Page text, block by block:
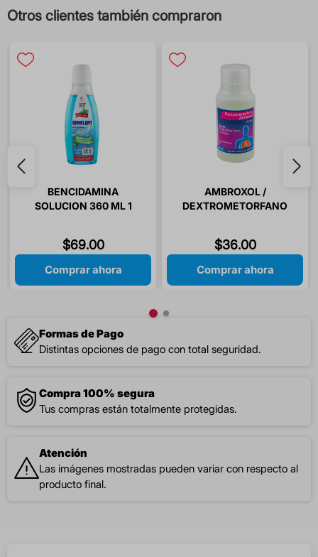
Otros clientes también compraron
BENCIDAMINA
SOLUCION 360 ML 1
$69.00
Comprar ahora
AMBROXOL /
DEXTROMETORFANO
$36.00
Comprar ahora
Formas de Pago
Distintas opciones de pago con total seguridad.
Compra 100% segura
Tus compras están totalmente protegidas.
Atención
Las imágenes mostradas pueden variar con respecto al
producto final.